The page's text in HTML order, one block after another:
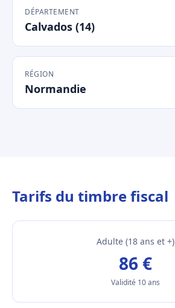
DÉPARTEMENT
Calvados (14)
RÉGION
Normandie
Tarifs du timbre fiscal
Adulte (18 ans et +)
86 €
Validité 10 ans